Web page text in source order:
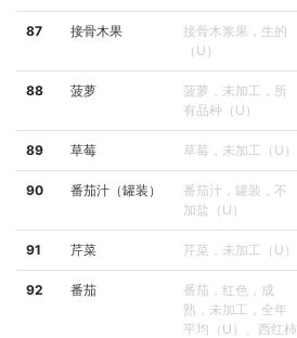
87 接骨木果
接骨木浆果，生的
（U）
88 菠萝
菠萝，未加工，所
有品种（U）
89 草莓 草莓，未加工（U）
90 番茄汁（罐装）
番茄汁，罐装，不
加盐（U）
91 芹菜 芹菜，未加工（U）
92 番茄
番茄，红色，成
熟，未加工，全年
平均（U）、西红柿